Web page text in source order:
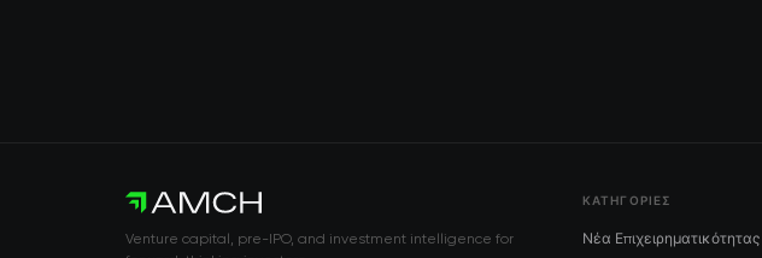
Venture capital, pre-IPO, and investment intelligence for
ΚΑΤΗΓΟΡΊΕΣ
Νέα Επιχειρηματικότητας